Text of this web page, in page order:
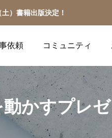
）書籍出版決定！
依頼 コミュニティ
かすプレ